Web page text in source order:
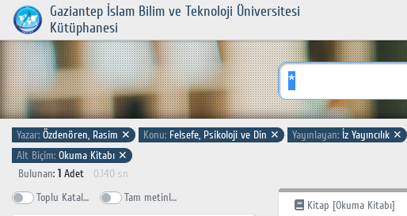
Gaziantep İslam Bilim ve Teknoloji Üniversitesi
Kütüphanesi
Yazar: Özdenören, Rasim ✕ Konu: Felsefe, Psikoloji ve Din ✕ Yayınlayan: İz Yayıncılık ✕
Alt Biçim: Okuma Kitabı ✕
Bulunan: 1 Adet
0.140 sn
Toplu Katalog
Tam metinlerde ara
Kitap [Okuma Kitabı]